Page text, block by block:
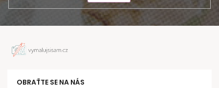
OBRAŤTE SE NA NÁS